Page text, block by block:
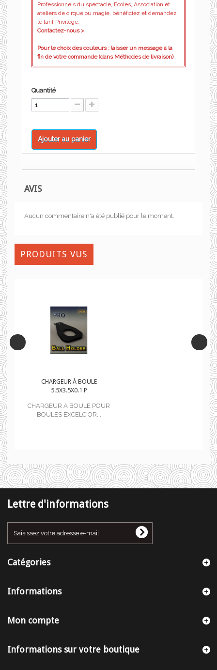
Professionnels du spectacle, Ecoles, Association et
ateliers de cirque ou magie, bénéficiez et demandez
le tarif Privilège.
Contactez-nous >
Pour le choix des couleurs : laisser un message à la
fin de votre commande (dans Méthodes de livraison)
Quantité
Ajouter au panier
AVIS
Aucun commentaire n'a été publié pour le moment.
PRODUITS VUS
CHARGEUR À BOULE
5.5X3.5X0.1 P
CHARGEUR A BOULE POUR
BOULES EXCELCIOR...
Lettre d'informations
Catégories
Informations
Mon compte
Informations sur votre boutique